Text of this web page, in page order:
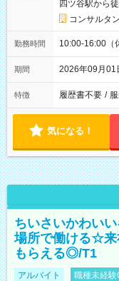
四ツ谷駅から
コンサルタ
勤務時間 10:00-16:00（
期間 2026年09月
特徴 履歴書不要 /
気になる！
ちいさいかわい
場所で働ける☆来
もらえる◎/T1
アルバイト 職種未経験